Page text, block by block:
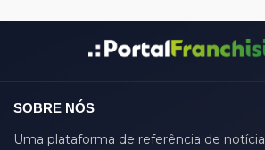
chartered(0)
CSS(0)
dasdas
ddjgud (0)
SOBRE NÓS
Uma plataforma de referência de